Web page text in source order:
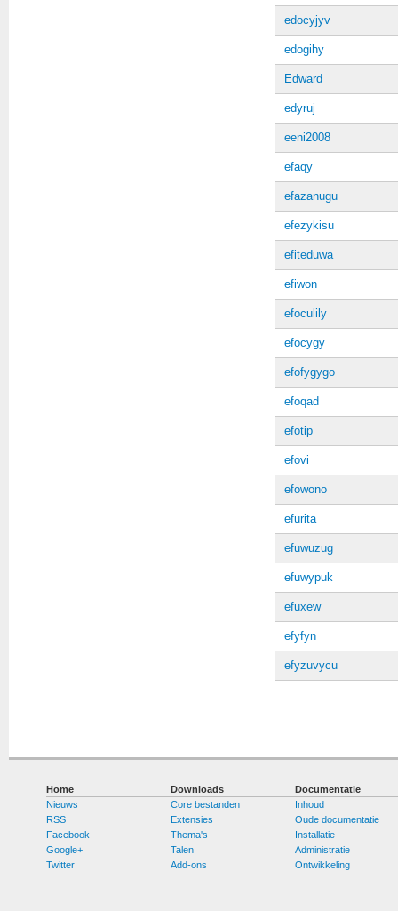
edocyjyv
edogihy
Edward
edyruj
eeni2008
efaqy
efazanugu
efezykisu
efiteduwa
efiwon
efoculily
efocygy
efofygygo
efoqad
efotip
efovi
efowono
efurita
efuwuzug
efuwypuk
efuxew
efyfyn
efyzuvycu
Home
Nieuws
RSS
Facebook
Google+
Twitter
Downloads
Core bestanden
Extensies
Thema's
Talen
Add-ons
Documentatie
Inhoud
Oude documentatie
Installatie
Administratie
Ontwikkeling